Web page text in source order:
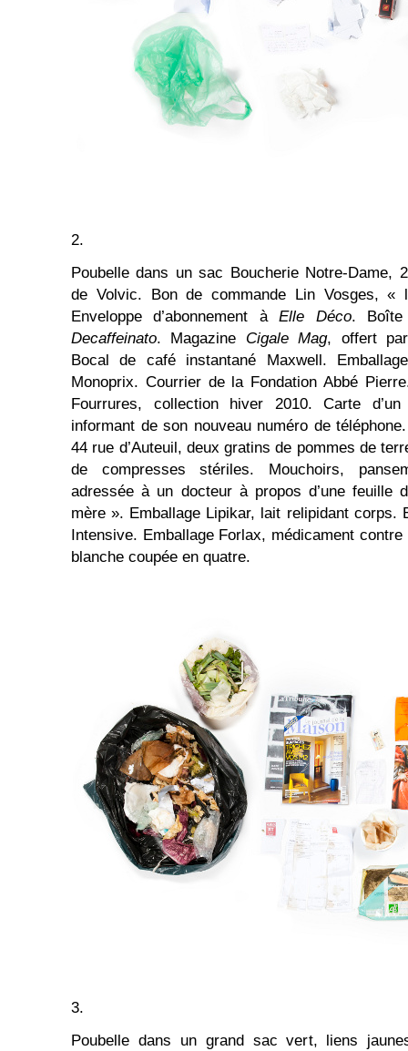
2.
Poubelle dans un sac Boucherie Notre-Dame,
de Volvic. Bon de commande Lin Vosges, «
Enveloppe d’abonnement àElle Déco. Boîte
Decaffeinato. Magazine Cigale Mag, offert
Bocal de café instantané Maxwell.
Monoprix. Courrier de la Fondation Abbé
Fourrures, collection hiver 2010. Carte d’un
informant de son nouveau numéro de
44 rue d’Auteuil, deux gratins de pommes de
de compresses stériles. Mouchoirs,
adressée à un docteur à propos d’une feuille
mère ». Emballage Lipikar, lait relipidant corps.
Intensive. Emballage Forlax, médicament
blanche coupée en quatre.
3.
Poubelle dans un grand sac vert, liens